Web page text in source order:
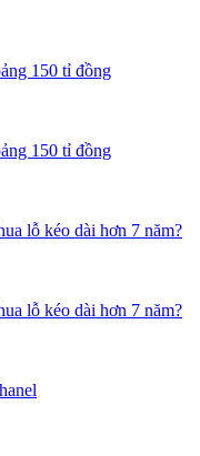
150 tỉ đồng
150 tỉ đồng
lỗ kéo dài hơn 7 năm?
lỗ kéo dài hơn 7 năm?